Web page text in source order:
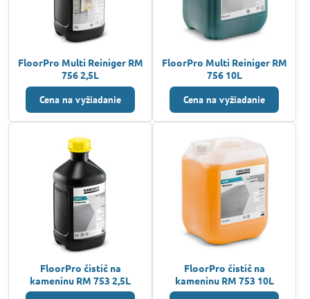
FloorPro Multi Reiniger RM
756 2,5L
Cena na vyžiadanie
FloorPro Multi Reiniger RM
756 10L
Cena na vyžiadanie
FloorPro čistič na
kameninu RM 753 2,5L
FloorPro čistič na
kameninu RM 753 10L